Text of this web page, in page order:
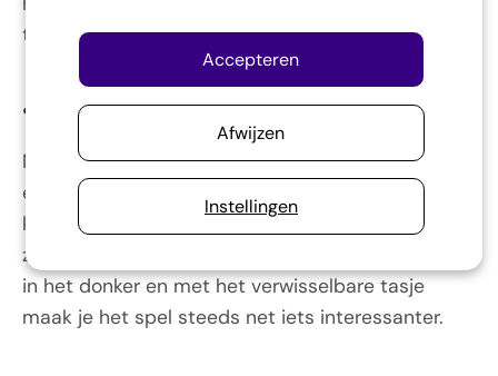
Instellingen
Accepteren
Afwijzen
te spelen én iets extra's biedt.
• Dit product helpt je!
Met PhänoMINT Parachutist - Roze kies je voor
een speelse oplossing die kinderen laat bewegen,
kijken, proberen en opnieuw testen. De parachute
zweeft rustig naar beneden, het figuurtje licht op
in het donker en met het verwisselbare tasje
maak je het spel steeds net iets interessanter.